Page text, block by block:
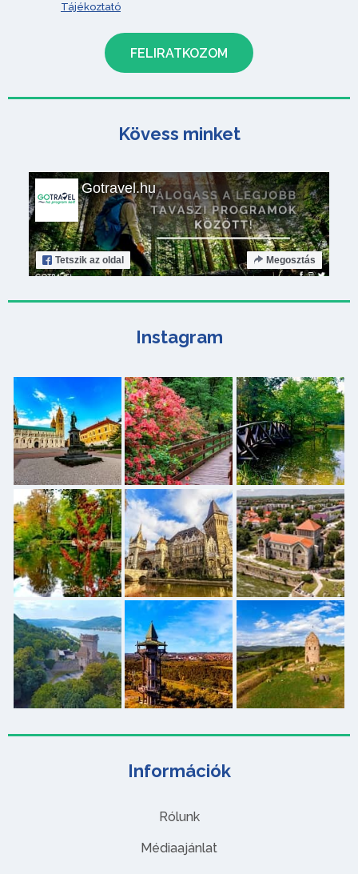
Információk
Rólunk
Médiaajánlat
Tájékoztató
Kövess minket
Gotravel.hu
Tetszik az oldal Megosztás
Instagram